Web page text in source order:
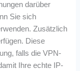
darüber
Sie sich
Zusätzlich
Diese
falls die VPN-
Ihre echte IP-